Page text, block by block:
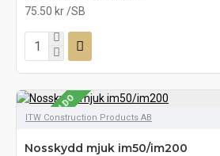
75.50 kr /SB
SE LAGERSALDO
ITW Construction Products AB
Nosskydd mjuk im50/im200